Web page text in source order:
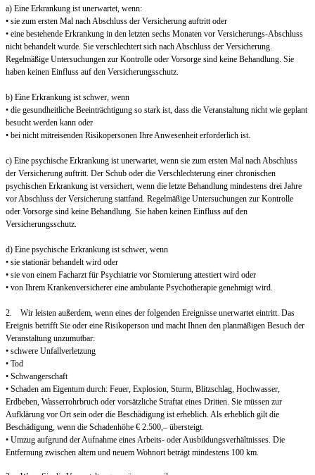
a) Eine Erkrankung ist unerwartet, wenn:
• sie zum ersten Mal nach Abschluss der Versicherung auftritt oder
• eine bestehende Erkrankung in den letzten sechs Monaten vor Versicherungs-Abschluss
nicht behandelt wurde. Sie verschlechtert sich nach Abschluss der Versicherung.
Regelmäßige Untersuchungen zur Kontrolle oder Vorsorge sind keine Behandlung. Sie
haben keinen Einfluss auf den Versicherungsschutz.
b) Eine Erkrankung ist schwer, wenn
• die gesundheitliche Beeinträchtigung so stark ist, dass die Veranstaltung nicht wie geplant
besucht werden kann oder
• bei nicht mitreisenden Risikopersonen Ihre Anwesenheit erforderlich ist.
c) Eine psychische Erkrankung ist unerwartet, wenn sie zum ersten Mal nach Abschluss
der Versicherung auftritt. Der Schub oder die Verschlechterung einer chronischen
psychischen Erkrankung ist versichert, wenn die letzte Behandlung mindestens drei Jahre
vor Abschluss der Versicherung stattfand. Regelmäßige Untersuchungen zur Kontrolle
oder Vorsorge sind keine Behandlung. Sie haben keinen Einfluss auf den
Versicherungsschutz.
d) Eine psychische Erkrankung ist schwer, wenn
• sie stationär behandelt wird oder
• sie von einem Facharzt für Psychiatrie vor Stornierung attestiert wird oder
• von Ihrem Krankenversicherer eine ambulante Psychotherapie genehmigt wird.
2. Wir leisten außerdem, wenn eines der folgenden Ereignisse unerwartet eintritt. Das
Ereignis betrifft Sie oder eine Risikoperson und macht Ihnen den planmäßigen Besuch der
Veranstaltung unzumutbar:
• schwere Unfallverletzung
• Tod
• Schwangerschaft
• Schaden am Eigentum durch: Feuer, Explosion, Sturm, Blitzschlag, Hochwasser,
Erdbeben, Wasserrohrbruch oder vorsätzliche Straftat eines Dritten. Sie müssen zur
Aufklärung vor Ort sein oder die Beschädigung ist erheblich. Als erheblich gilt die
Beschädigung, wenn die Schadenhöhe € 2.500,– übersteigt.
• Umzug aufgrund der Aufnahme eines Arbeits- oder Ausbildungsverhältnisses. Die
Entfernung zwischen altem und neuem Wohnort beträgt mindestens 100 km.